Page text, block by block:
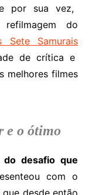
por sua vez,
do
Sete Samurais
de crítica e
melhores filmes
e o ótimo
desafio que
com o
que desde então